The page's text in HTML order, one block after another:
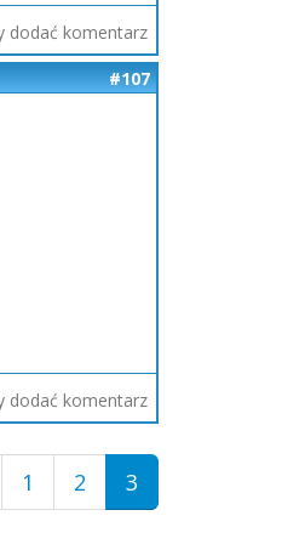
dodać komentarz
#107
dodać komentarz
1 2 3